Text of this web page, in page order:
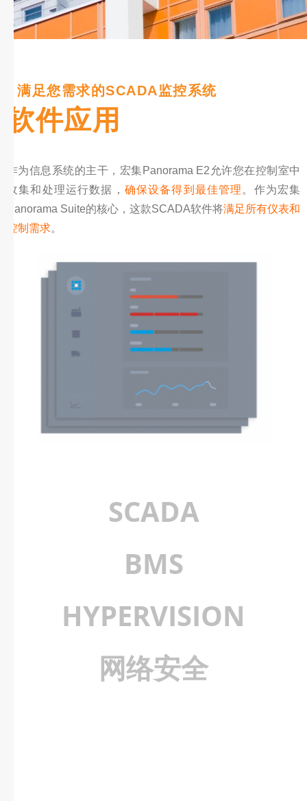
| 满足您需求的SCADA监控系统
软件应用
作为信息系统的主干，宏集Panorama E2允许您在控制室中
收集和处理运行数据， 确保设备得到最佳管理 。作为宏集
Panorama Suite的核心，这款SCADA软件将满足所有仪表和
控制需求。
SCADA
BMS
HYPERVISION
网络安全